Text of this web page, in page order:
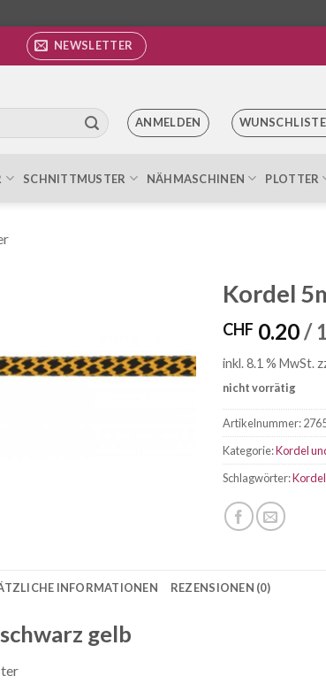
NEWSLETTER
ANMELDEN WUNSCHLISTE
SCHNITTMUSTER NÄHMASCHINEN PLOTTER
Kordel
CHF 0.20 /
inkl. 8.1 % MwSt.
nicht vorrätig
Artikelnummer:
Kategorie:Kordel
Schlagwörter:Kordel
INFORMATIONEN REZENSIONEN (0)
gelb